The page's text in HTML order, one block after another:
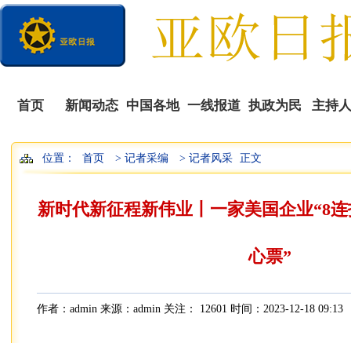
首页 新闻动态 中国各地 一线报道 执政为民 主持
播
位置： 首页 > 记者采编 > 记者风采 正文
新时代新征程新伟业丨一家美国企业“8
心票”
作者：admin 来源：admin 关注： 12601 时间：2023-12-18 09:13